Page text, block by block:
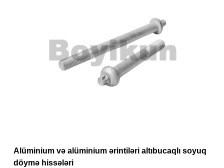
Alüminium və alüminium ərintiləri altıbucaqlı soyuq
döymə hissələri